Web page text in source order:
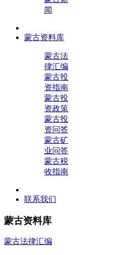
闻
蒙古资料库
蒙古法
律汇编
蒙古投
资指南
蒙古投
资政策
蒙古投
资问答
蒙古矿
业问答
蒙古税
收指南
联系我们
蒙古资料库
蒙古法律汇编